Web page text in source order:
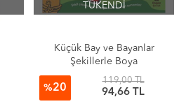
TÜKENDİ
Küçük Bay ve Bayanlar
Şekillerle Boya
%20
119,00 TL
94,66 TL